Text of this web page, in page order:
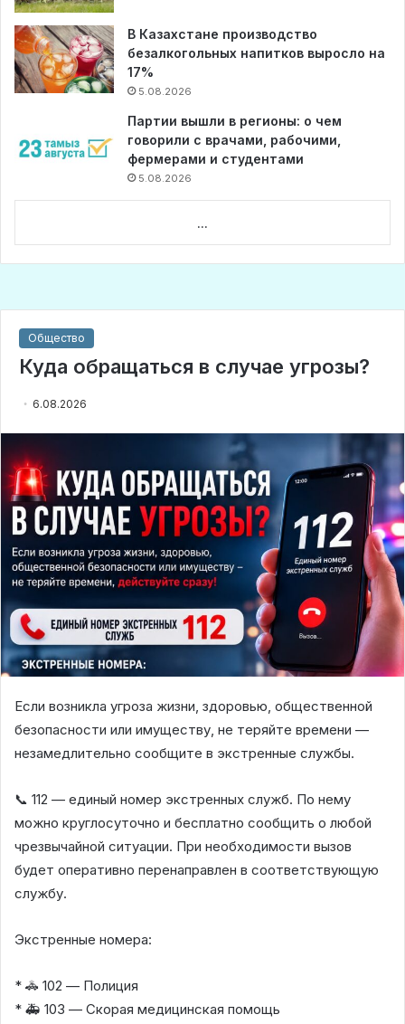
В Казахстане производство
безалкогольных напитков выросло на
17%
5.08.2026
Партии вышли в регионы: о чем
говорили с врачами, рабочими,
фермерами и студентами
5.08.2026
...